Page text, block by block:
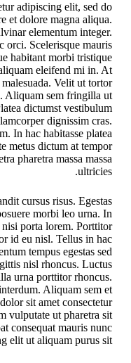
adipiscing elit, sed do
et dolore magna aliqua.
elementum integer.
orci. Scelerisque mauris
habitant morbi tristique
eleifend mi in. At
Velit ut tortor
Aliquam sem fringilla ut
dictumst vestibulum
dignissim cras.
In hac habitasse platea
metus dictum at tempor
pharetra massa massa
ultricies.
cursus risus. Egestas
morbi leo urna. In
nisi porta lorem. Porttitor
id eu nisl. Tellus in hac
tempus egestas sed
nisl rhoncus. Luctus
urna porttitor rhoncus.
Aliquam sem et
sit amet consectetur
vulputate ut pharetra sit
consequat mauris nunc
elit ut aliquam purus sit.